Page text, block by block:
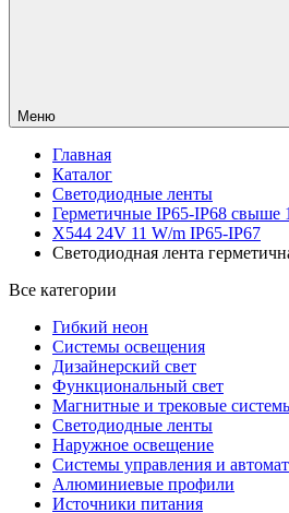
Меню
Главная
Каталог
Светодиодные ленты
Герметичные IP65-IP68 свыше
X544 24V 11 W/m IP65-IP67
Светодиодная лента
Все категории
Гибкий неон
Системы освещения
Дизайнерский свет
Функциональный свет
Магнитные и трековые
Светодиодные ленты
Наружное освещение
Системы управления и
Алюминиевые профили
Источники питания